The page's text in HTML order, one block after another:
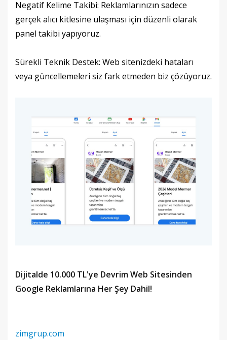
Negatif Kelime Takibi: Reklamlarınızın sadece
gerçek alıcı kitlesine ulaşması için düzenli olarak
panel takibi yapıyoruz.
Sürekli Teknik Destek: Web sitenizdeki hataları
veya güncellemeleri siz fark etmeden biz çözüyoruz.
Dijitalde 10.000 TL'ye Devrim Web Sitesinden
Google Reklamlarına Her Şey Dahil!
zimgrup.com